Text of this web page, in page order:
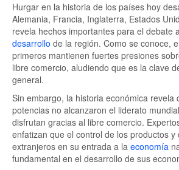
Hurgar en la historia de los países hoy
Alemania, Francia, Inglaterra, Estados
revela hechos importantes para el debate
desarrollo de la región. Como se conoce,
primeros mantienen fuertes presiones
libre comercio, aludiendo que es la clave
general.
Sin embargo, la historia económica revela
potencias no alcanzaron el liderato
disfrutan gracias al libre comercio.
enfatizan que el control de los productos y
extranjeros en su entrada a la economía
fundamental en el desarrollo de sus